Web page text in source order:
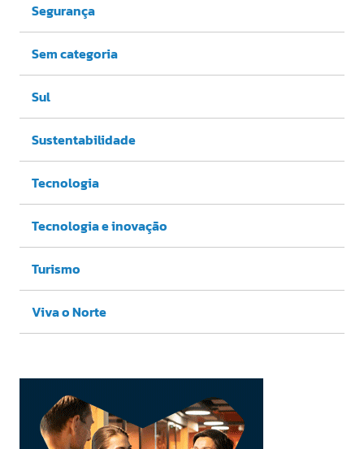
Segurança
Sem categoria
Sul
Sustentabilidade
Tecnologia
Tecnologia e inovação
Turismo
Viva o Norte